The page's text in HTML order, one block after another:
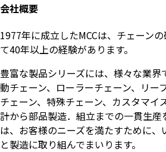
会社概要
1977年に成立したMCCは、チェーン
て40年以上の経験があります。
豊富な製品シリーズには、様々な業
動チェーン、ローラーチェーン、リー
チェーン、特殊チェーン、カスタマイ
計から部品製造．組立までの一貫生産
は、お客様のニーズを満たすために
と製造に取り組んでまいります。